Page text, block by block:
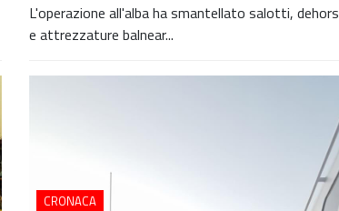
L'operazione all'alba ha smantellato salotti, dehors
e attrezzature balnear...
CRONACA